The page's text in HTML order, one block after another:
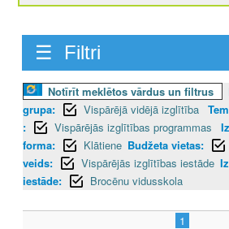
☰ Filtri
Notīrīt meklētos vārdus un filtrus
grupa:
Vispārējā vidējā izglītība
:
Vispārējās izglītības programmas
forma:
Klātiene Budžeta vietas:
veids:
Vispārējās izglītības iestāde
iestāde:
Brocēnu vidusskola
1